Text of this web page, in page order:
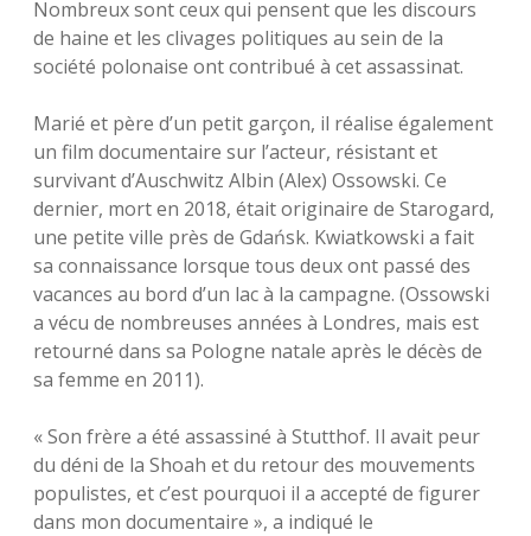
Nombreux sont ceux qui pensent que les discours
de haine et les clivages politiques au sein de la
société polonaise ont contribué à cet assassinat.
Marié et père d’un petit garçon, il réalise également
un film documentaire sur l’acteur, résistant et
survivant d’Auschwitz Albin (Alex) Ossowski. Ce
dernier, mort en 2018, était originaire de Starogard,
une petite ville près de Gdańsk. Kwiatkowski a fait
sa connaissance lorsque tous deux ont passé des
vacances au bord d’un lac à la campagne. (Ossowski
a vécu de nombreuses années à Londres, mais est
retourné dans sa Pologne natale après le décès de
sa femme en 2011).
« Son frère a été assassiné à Stutthof. Il avait peur
du déni de la Shoah et du retour des mouvements
populistes, et c’est pourquoi il a accepté de figurer
dans mon documentaire », a indiqué le